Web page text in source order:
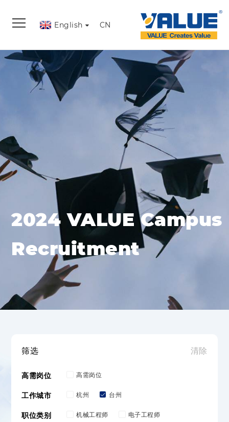
English CN
2024 VALUE Campus
Recruitment
筛选 清除
高需岗位 高需岗位
工作城市 杭州 台州
职位类别 机械工程师
电子工程师